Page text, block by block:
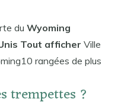
du Wyoming
Tout afficher Ville
rangées de plus
trempettes ?